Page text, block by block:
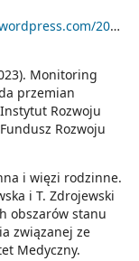
2020/
Monitoring
przemian
Rozwoju
Rozwoju
i więzi rodzinne.
i T. Zdrojewski
obszarów stanu
związanej ze
Medyczny.